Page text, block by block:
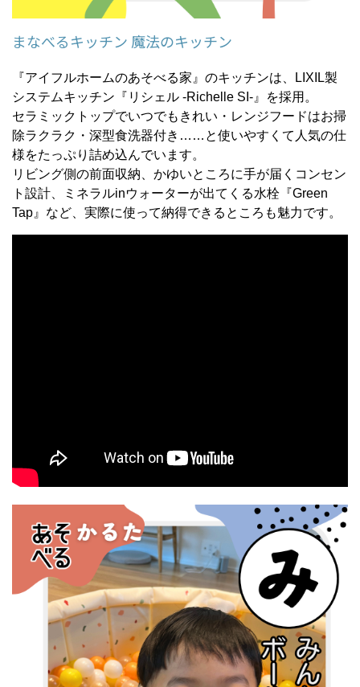
まなべるキッチン 魔法のキッチン
『アイフルホームのあそべる家』のキッチンは、LIXIL製
システムキッチン『リシェル -Richelle SI-』を採用。
セラミックトップでいつでもきれい・レンジフードはお掃
除ラクラク・深型食洗器付き……と使いやすくて人気の仕
様をたっぷり詰め込んでいます。
リビング側の前面収納、かゆいところに手が届くコンセン
ト設計、ミネラルinウォーターが出てくる水栓『Green
Tap』など、実際に使って納得できるところも魅力です。